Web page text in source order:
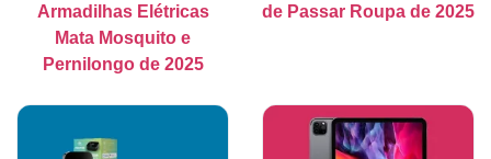
Armadilhas Elétricas
Mata Mosquito e
Pernilongo de 2025
de Passar Roupa de 2025